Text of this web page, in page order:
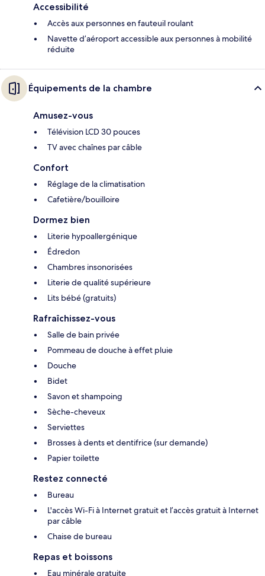
Accessibilité
Accès aux personnes en fauteuil roulant
Navette d’aéroport accessible aux personnes à mobilité
réduite
Équipements de la chambre
Amusez-vous
Télévision LCD 30 pouces
TV avec chaînes par câble
Confort
Réglage de la climatisation
Cafetière/bouilloire
Dormez bien
Literie hypoallergénique
Édredon
Chambres insonorisées
Literie de qualité supérieure
Lits bébé (gratuits)
Rafraîchissez-vous
Salle de bain privée
Pommeau de douche à effet pluie
Douche
Bidet
Savon et shampoing
Sèche-cheveux
Serviettes
Brosses à dents et dentifrice (sur demande)
Papier toilette
Restez connecté
Bureau
L'accès Wi-Fi à Internet gratuit et l’accès gratuit à Internet
par câble
Chaise de bureau
Repas et boissons
Eau minérale gratuite